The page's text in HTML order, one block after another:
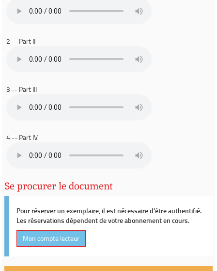
2 -- Part II
3 -- Part III
4 -- Part IV
Se procurer le document
Pour réserver un exemplaire, il est nécessaire d'être authentifié.
Les réservations dépendent de votre abonnement en cours.
Mon compte lecteur